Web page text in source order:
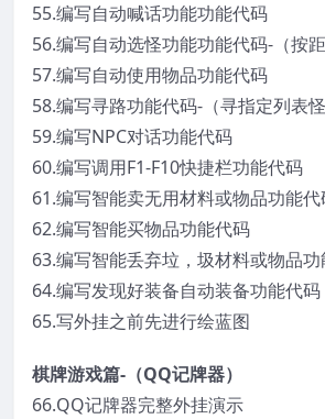
55.编写自动喊话功能功能代码
56.编写自动选怪功能功能代码-（按距
57.编写自动使用物品功能代码
58.编写寻路功能代码-（寻指定列表怪
59.编写NPC对话功能代码
60.编写调用F1-F10快捷栏功能代码
61.编写智能卖无用材料或物品功能代
62.编写智能买物品功能代码
63.编写智能丢弃垃，圾材料或物品
64.编写发现好装备自动装备功能代码
65.写外挂之前先进行绘蓝图
棋牌游戏篇-（QQ记牌器）
66.QQ记牌器完整外挂演示